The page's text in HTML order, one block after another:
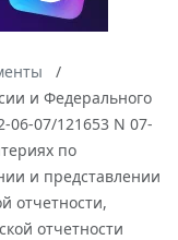
и Федерального
06-07/121653 N 07-
по
и представлении
отчетности,
отчетности